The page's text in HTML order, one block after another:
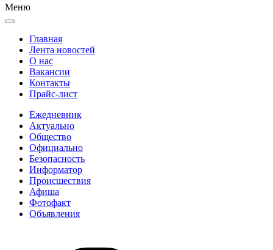
Меню
Главная
Лента новостей
О нас
Вакансии
Контакты
Прайс-лист
Ежедневник
Актуально
Общество
Официально
Безопасность
Информатор
Происшествия
Афиша
Фотофакт
Объявления